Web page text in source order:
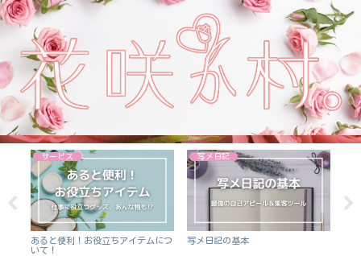
サービス
あると便利！お役立ちアイテムにつ
いて！
写メ日記
写メ日記の基本